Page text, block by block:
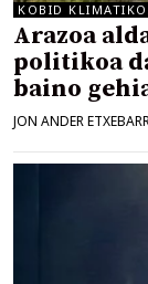
KOBID
Arazoa
politikoa
baino
JON ANDER